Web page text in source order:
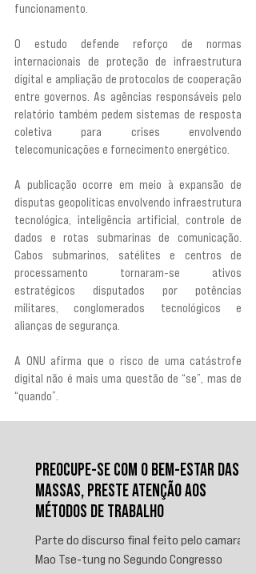
funcionamento.
O estudo defende reforço de normas
internacionais de proteção de infraestrutura
digital e ampliação de protocolos de cooperação
entre governos. As agências responsáveis pelo
relatório também pedem sistemas de resposta
coletiva para crises envolvendo
telecomunicações e fornecimento energético.
A publicação ocorre em meio à expansão de
disputas geopolíticas envolvendo infraestrutura
tecnológica, inteligência artificial, controle de
dados e rotas submarinas de comunicação.
Cabos submarinos, satélites e centros de
processamento tornaram-se ativos
estratégicos disputados por potências
militares, conglomerados tecnológicos e
alianças de segurança.
A ONU afirma que o risco de uma catástrofe
digital não é mais uma questão de “se”, mas de
“quando”.
PREOCUPE-SE COM O BEM-ESTAR DAS
MASSAS, PRESTE ATENÇÃO AOS
MÉTODOS DE TRABALHO
Parte do discurso final feito pelo camarada
Mao Tse-tung no Segundo Congresso